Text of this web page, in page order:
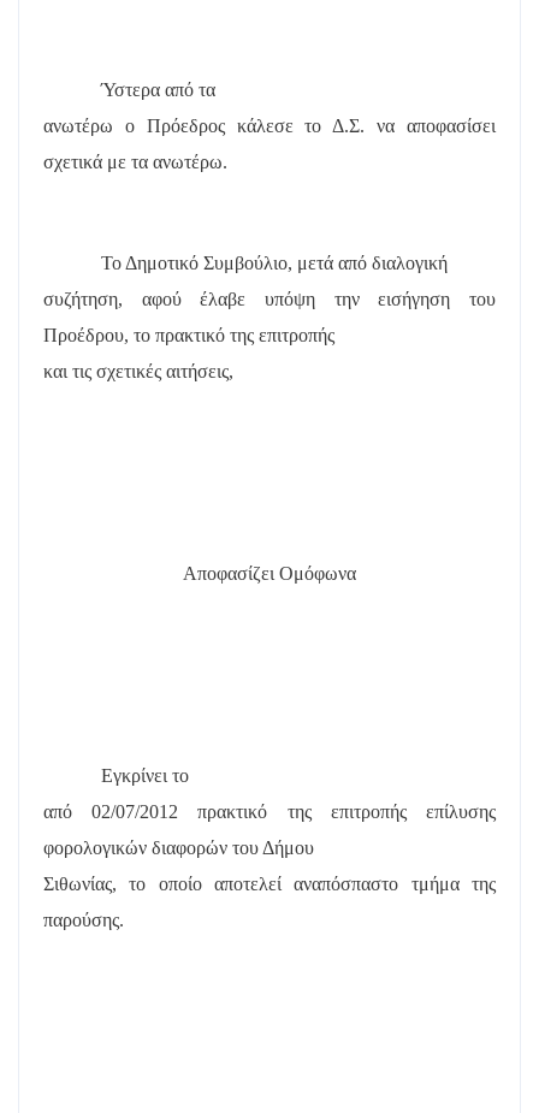
Ύστερα από τα
ανωτέρω ο Πρόεδρος κάλεσε το Δ.Σ. να αποφασίσει
σχετικά με τα ανωτέρω.
Το Δημοτικό Συμβούλιο, μετά από διαλογική
συζήτηση, αφού έλαβε υπόψη την εισήγηση του
Προέδρου, το πρακτικό της επιτροπής
και τις σχετικές αιτήσεις,
Αποφασίζει Ομόφωνα
Εγκρίνει το
από 02/07/2012 πρακτικό της επιτροπής επίλυσης
φορολογικών διαφορών του Δήμου
Σιθωνίας, το οποίο αποτελεί αναπόσπαστο τμήμα της
παρούσης.